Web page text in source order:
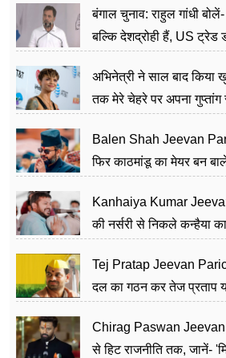
बंगाल चुनाव: राहुल गांधी
बल्कि देशद्रोही हैं, US ट्रेड
अभिनेत्री ने साल बाद किया
तक मेरे चेहरे पर अपना गुप्तांग
Balen Shah Jeevan
फिर काठमांडू का मेयर बन
Kanhaiya Kumar
की नर्सरी से निकले कन्हैया
Tej Pratap Jeevan
दल का गठन कर तेज प्रताप
Chirag Paswan Jeevan
से हिट राजनीति तक, जानें-